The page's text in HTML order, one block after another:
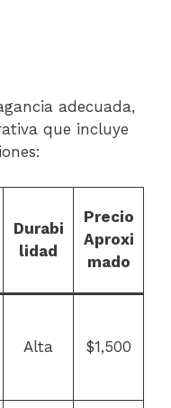
adecuada,
que incluye
Durabi
lidad
Precio
Aproxi
mado
Alta $1,500